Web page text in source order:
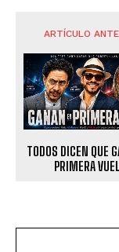
ARTÍCULO
TODOS DICEN QUE
PRIMERA